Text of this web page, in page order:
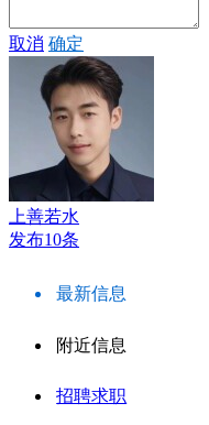
取消 确定
上善若水
发布10条
最新信息
附近信息
招聘求职